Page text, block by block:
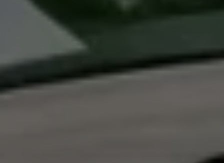
Ventajas para particulares
VW Connect
Descarga de nuevas funcionalidades
Actualización de software
App-Connect
Clientes y posventa
Mantenimiento y reparaciones
Ventajas Servicio Oficial
Plan de mantenimiento